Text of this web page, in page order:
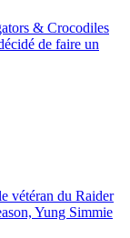
& Crocodiles
de faire un
vétéran du Raider
Yung Simmie